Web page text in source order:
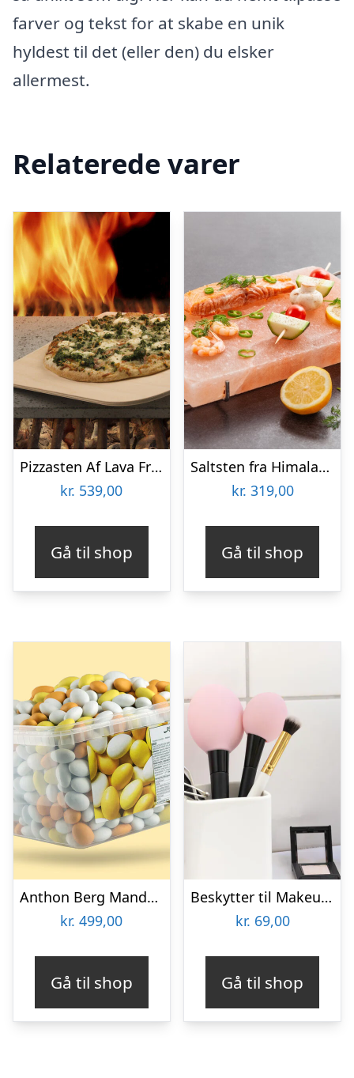
farver og tekst for at skabe en unik
hyldest til det (eller den) du elsker
allermest.
Relaterede varer
Pizzasten Af Lava Fra Etna
kr. 539,00
Gå til shop
Saltsten fra Himalaya – KitchPro
kr. 319,00
Gå til shop
Anthon Berg Mandelæg Bland-selv-slik 2 kg
kr. 499,00
Gå til shop
Beskytter til Makeupbørster 3-pak
kr. 69,00
Gå til shop